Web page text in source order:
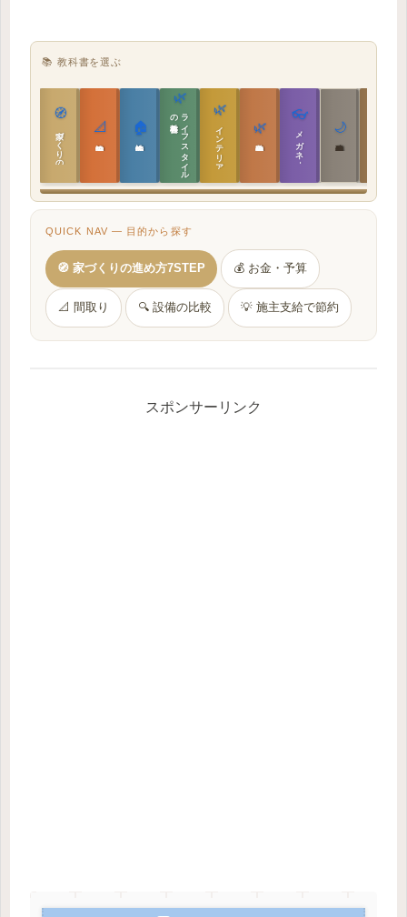
📚 教科書を選ぶ
🧭
家づくりの教科書 📐
実施設計の教科書
🏠
性能設計の教科書
🌿
ラ
イ
フ
ス
タ
イ
ル
の
教科書 🌿
インテリア設計 🌿
敷地設計の教科書
👓
メガネ｜転職 🌙
建築思想の教科書
QUICK NAV — 目的から探す
🧭 家づくりの進め方7STEP 💰 お金・予算
📐 間取り 🔍 設備の比較 💡 施主支給で節約
スポンサーリンク